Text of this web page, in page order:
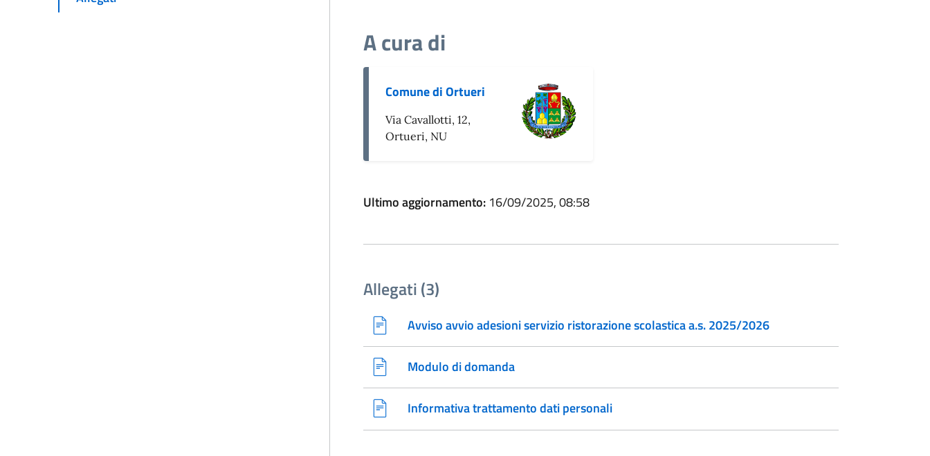
A cura di
Comune di Ortueri
Via Cavallotti, 12,
Ortueri, NU
Ultimo aggiornamento: 16/09/2025, 08:58
Allegati (3)
Avviso avvio adesioni servizio ristorazione scolastica a.s. 2025/2026
Modulo di domanda
Informativa trattamento dati personali